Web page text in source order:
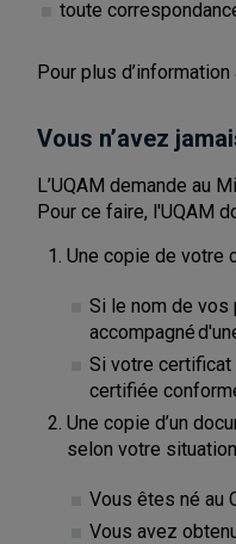
toute
Pour plus
Vous n’avez
L’UQAM demande au
Pour ce faire, l'UQAM
Une copie de votre
Si le nom de vos
accompagné
Si votre certificat
certifiée
Une copie d’un
selon votre
Vous êtes né au
Vous avez